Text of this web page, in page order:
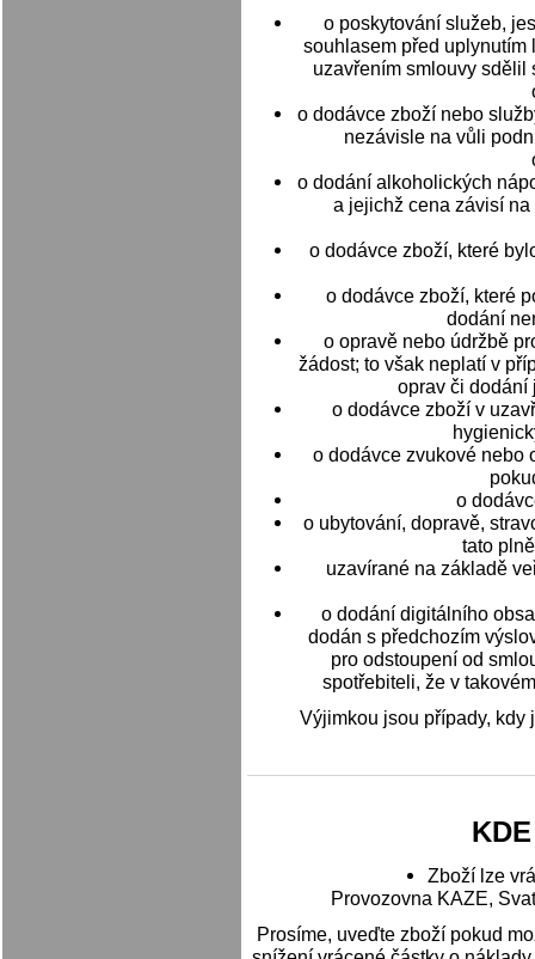
o poskytování služeb,
souhlasem před uplynutím
uzavřením smlouvy sdělil
o dodávce zboží nebo
nezávisle na vůli
o dodání alkoholických
a jejichž cena závisí
o dodávce zboží, které
o dodávce zboží, které
dodání
o opravě nebo údržbě
žádost; to však neplatí v
oprav či dodání
o dodávce zboží v
o dodávce zvukové nebo
o
o ubytování, dopravě,
tato
uzavírané na základě
o dodání digitálního
dodán s předchozím
pro odstoupení od
spotřebiteli, že v
Výjimkou jsou případy, kdy
Zboží lze
Provozovna KAZE,
Prosíme, uveďte zboží pokud